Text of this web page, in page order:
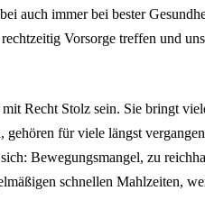
auch immer bei bester
Vorsorge treffen und
Recht Stolz sein. Sie bringt
für viele längst
Bewegungsmangel, zu
schnellen Mahlzeiten,